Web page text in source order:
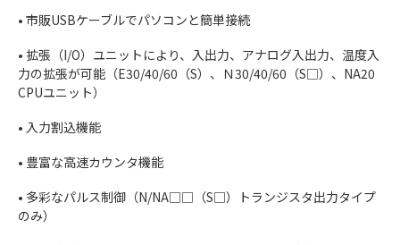
• 市販USBケーブルでパソコンと簡単接続
• 拡張（I/O）ユニットにより、入出力、アナログ入出力、温度入
力の拡張が可能（E30/40/60（S）、Ｎ30/40/60（S□）、NA20
CPUユニット）
• 入力割込機能
• 豊富な高速カウンタ機能
• 多彩なパルス制御（N/NA□□（S□）トランジスタ出力タイプ
のみ）